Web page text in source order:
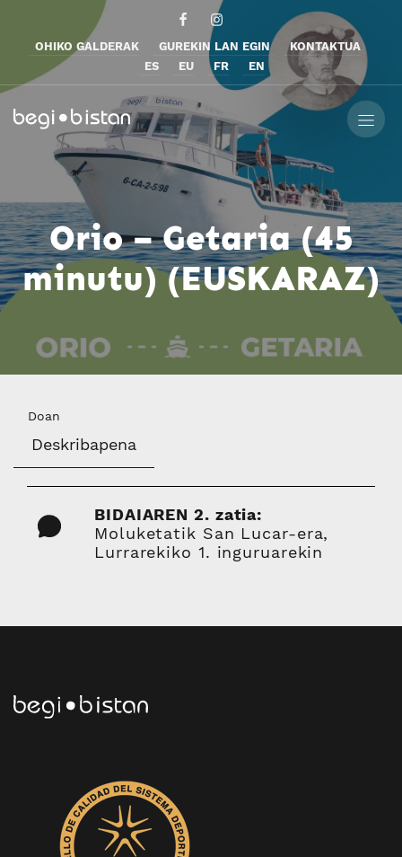
OHIKO GALDERAK GUREKIN LAN EGIN
KONTAKTUA
ES
EU FR EN
Orio – Getaria (45
minutu) (EUSKARAZ)
Deskribapena
BIDAIAREN 2. zatia:
Moluketatik San Lucar-era,
Lurrarekiko 1. inguruarekin
Doan